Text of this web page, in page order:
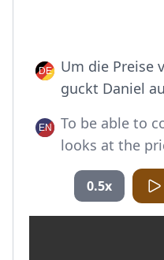
Um die Preise
guckt Daniel
To be able to
looks at the
0.5x